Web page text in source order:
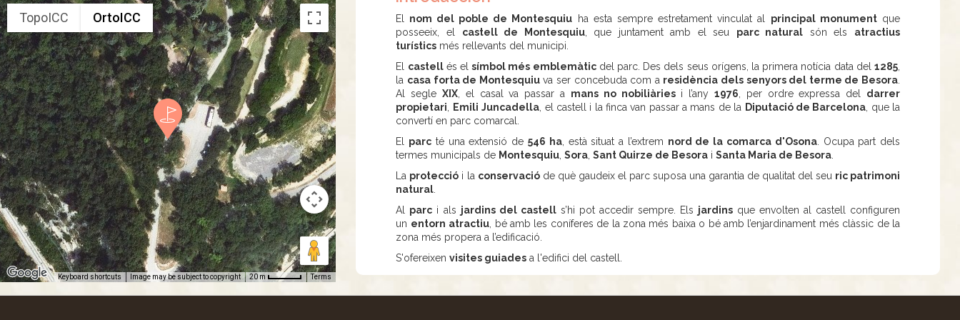
TopoICC OrtoICC
Keyboard shortcuts Image may be subject to copyright 20 m Terms
El nom del poble de Montesquiu ha esta sempre estretament vinculat al principal monumentque
posseeix, el castell de Montesquiu, que juntament amb el seu parc natural són els atractius
turístics més rellevants del municipi.
El castellés elsímbol més emblemàticdel parc. Des dels seus orígens, la primera notícia data del1285
la casa forta de Montesquiuva ser concebuda com a residència dels senyors del terme de Besora
Al segleXIX , el casal va passar a mans no nobiliàriesi l’any 1976 , per ordre expressa del darrer
propietari
Emili Juncadella , el castell i la finca van passar a mans de la Diputació de Barcelona , que la
convertí en parc comarcal.
El parc té una extensió de546 ha, està situat a l’extrem nord de la comarca d'Osona. Ocupa part dels
termes municipals de Montesquiu ,Sora ,Sant Quirze de Besora iSanta Maria de Besora
La protecció i la conservacióde què gaudeix el parc suposa una garantia de qualitat del seu ric patrimoni
natural
Al parc i als jardins del castells’hi pot accedir sempre. Els jardinsque envolten al castell configuren
un entorn atractiu , bé amb les coníferes de la zona més baixa o bé amb l’enjardinament més clàssic de la
zona més propera a l’edificació.
S'ofereixenvisites guiades a l'edifici del castell.